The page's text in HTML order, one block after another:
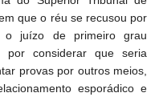
que o réu se recusou por
juízo de primeiro grau
por considerar que seria
provas por outros meios,
esporádico e